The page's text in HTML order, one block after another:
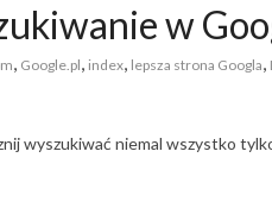
w
, Google.pl, index, lepsza strona Googla,
wyszukiwać niemal wszystko